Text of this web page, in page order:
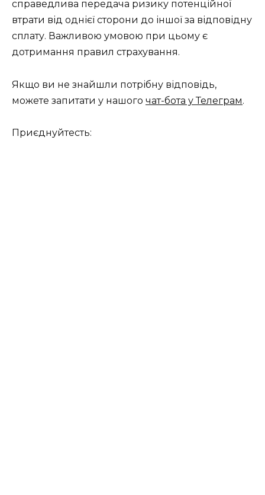
справедлива передача ризику потенційної
втрати від однієї сторони до іншої за відповідну
сплату. Важливою умовою при цьому є
дотримання правил страхування.
Якщо ви не знайшли потрібну відповідь,
можете запитати у нашого чат-бота у Телеграм.
Приєднуйтесть: